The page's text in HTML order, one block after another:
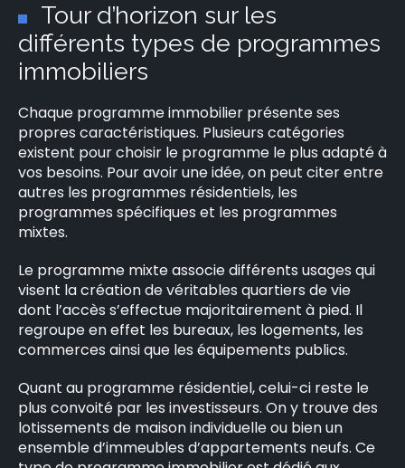
Tour d’horizon sur les
différents types de programmes
immobiliers
Chaque programme immobilier présente ses
propres caractéristiques. Plusieurs catégories
existent pour choisir le programme le plus adapté à
vos besoins. Pour avoir une idée, on peut citer entre
autres les programmes résidentiels, les
programmes spécifiques et les programmes
mixtes.
Le programme mixte associe différents usages qui
visent la création de véritables quartiers de vie
dont l’accès s’effectue majoritairement à pied. Il
regroupe en effet les bureaux, les logements, les
commerces ainsi que les équipements publics.
Quant au programme résidentiel, celui-ci reste le
plus convoité par les investisseurs. On y trouve des
lotissements de maison individuelle ou bien un
ensemble d’immeubles d’appartements neufs. Ce